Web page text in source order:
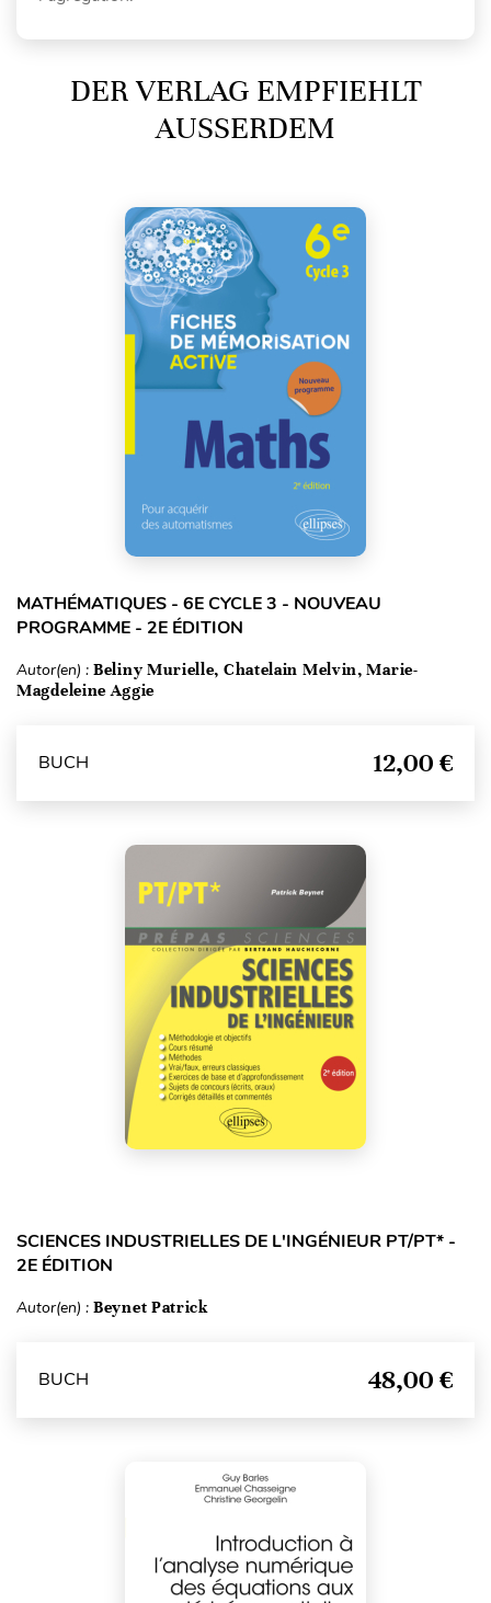
DER VERLAG EMPFIEHLT
AUSSERDEM
MATHÉMATIQUES - 6E CYCLE 3 - NOUVEAU
PROGRAMME - 2E ÉDITION
Autor(en) : Beliny Murielle, Chatelain Melvin, Marie-
Magdeleine Aggie
BUCH 12,00 €
SCIENCES INDUSTRIELLES DE L'INGÉNIEUR PT/PT* -
2E ÉDITION
Autor(en) : Beynet Patrick
BUCH 48,00 €